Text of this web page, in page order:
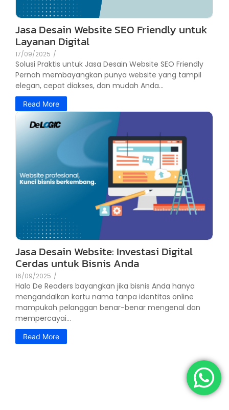
Jasa Desain Website SEO Friendly untuk
Layanan Digital
17/09/2025 /
Solusi Praktis untuk Jasa Desain Website SEO Friendly
Pernah membayangkan punya website yang tampil
elegan, cepat diakses, dan mudah Anda...
Read More
Jasa Desain Website: Investasi Digital
Cerdas untuk Bisnis Anda
16/09/2025 /
Halo De Readers bayangkan jika bisnis Anda hanya
mengandalkan kartu nama tanpa identitas online
mampukah pelanggan benar-benar mengenal dan
mempercayai...
Read More